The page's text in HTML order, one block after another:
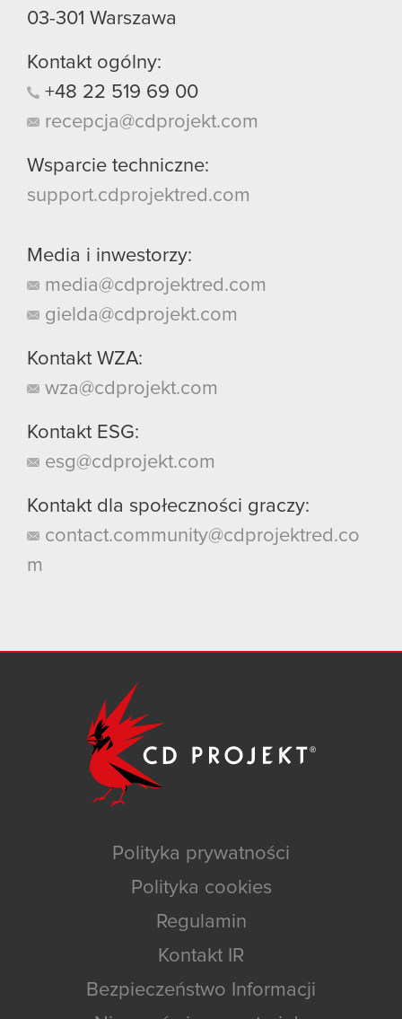
03-301 Warszawa
Kontakt ogólny:
+48 22 519 69 00
recepcja@cdprojekt.com
Wsparcie techniczne:
support.cdprojektred.com
Media i inwestorzy:
media@cdprojektred.com
gielda@cdprojekt.com
Kontakt WZA:
wza@cdprojekt.com
Kontakt ESG:
esg@cdprojekt.com
Kontakt dla społeczności graczy:
contact.community@cdprojektred.co
m
Polityka prywatności
Polityka cookies
Regulamin
Kontakt IR
Bezpieczeństwo Informacji